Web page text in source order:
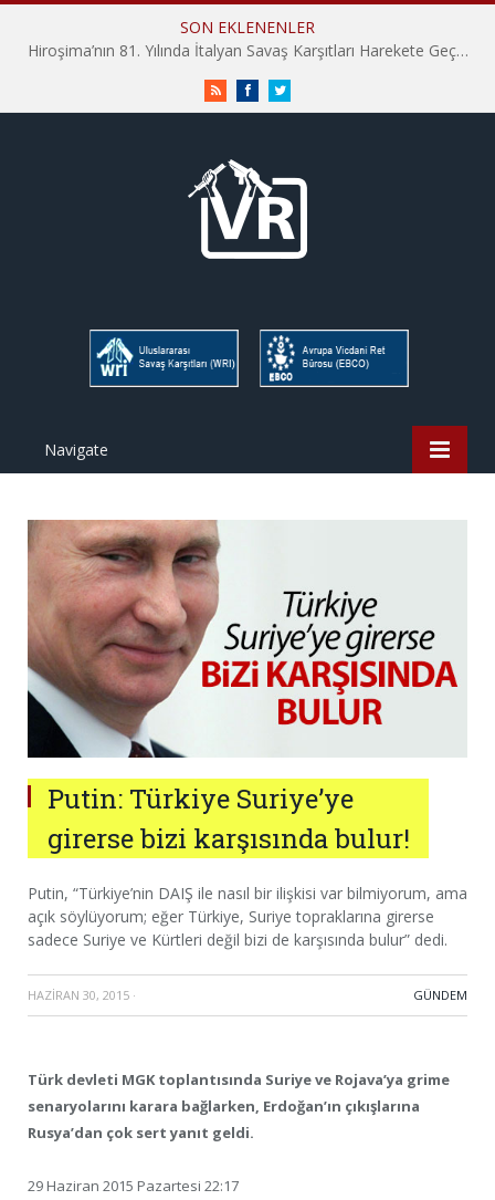
SON EKLENENLER
Hiroşima’nın 81. Yılında İtalyan Savaş Karşıtları Harekete Geçti: “Hatırlamak yeterli değil”
RSS FacebookTwitter
Navigate
Putin: Türkiye Suriye’ye
girerse bizi karşısında bulur!
Putin, “Türkiye’nin DAIŞ ile nasıl bir ilişkisi var bilmiyorum, ama
açık söylüyorum; eğer Türkiye, Suriye topraklarına girerse
sadece Suriye ve Kürtleri değil bizi de karşısında bulur” dedi.
HAZIRAN 30, 2015 · GÜNDEM
Türk devleti MGK toplantısında Suriye ve Rojava’ya grime
senaryolarını karara bağlarken, Erdoğan’ın çıkışlarına
Rusya’dan çok sert yanıt geldi.
29 Haziran 2015 Pazartesi 22:17